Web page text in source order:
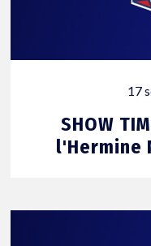
17
SHOW
l'Hermine